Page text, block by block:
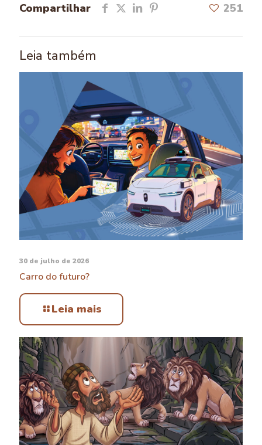
Compartilhar 251
Leia também
30 de julho de 2026
Carro do futuro?
Leia mais